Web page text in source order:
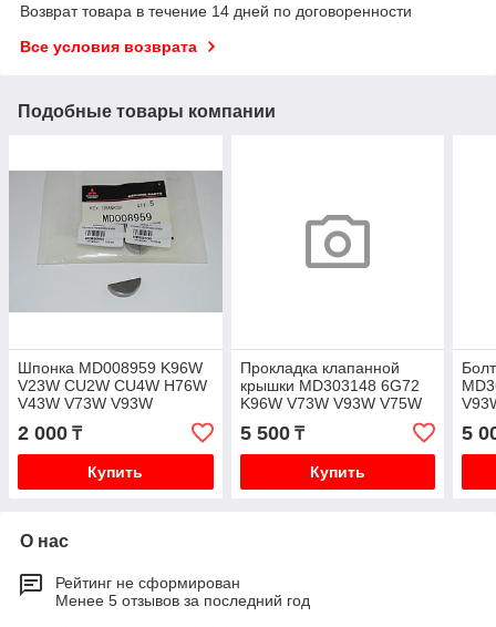
Возврат товара в течение 14 дней по договоренности
Все условия возврата
Подобные товары компании
Шпонка MD008959 K96W
V23W CU2W CU4W H76W
V43W V73W V93W
2 000 ₸
Купить
Прокладка клапанной
крышки MD303148 6G72
K96W V73W V93W V75W
5 500₸
Купить
5
О нас
Рейтинг не сформирован
Менее 5 отзывов за последний год